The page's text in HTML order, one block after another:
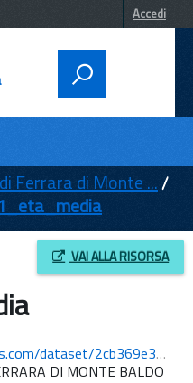
Accedi
Ferrara di Monte ...
VAI ALLA RISORSA
538a-4c23-86da-deca8a737317/download/4991_20260806_pc_eta_media.csv
DI MONTE BALDO